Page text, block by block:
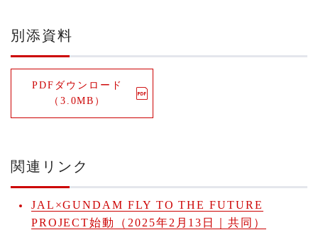
別添資料
PDFダウンロード
（3.0MB）
関連リンク
JAL×GUNDAM FLY TO THE FUTURE
PROJECT始動（2025年2月13日｜共同）